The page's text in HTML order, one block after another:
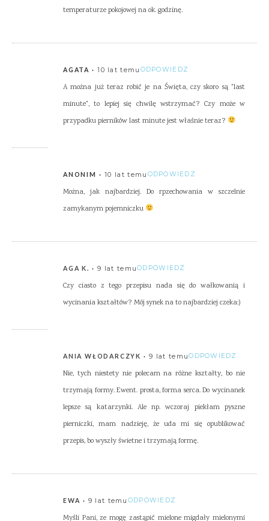
temperaturze pokojowej na ok. godzinę.
AGATA 10 lat temu ODPOWIEDZ
A można już teraz robić je na Święta, czy skoro są "last
minute", to lepiej się chwilę wstrzymać? Czy może w
przypadku pierników last minute jest właśnie teraz?
ANONIM 10 lat temu ODPOWIEDZ
Można, jak najbardziej. Do rpzechowania w szczelnie
zamykanym pojemniczku
AGA K. 9 lat temuODPOWIEDZ
Czy ciasto z tego przepisu nada się do wałkowanią i
wycinania kształtów? Mój synek na to najbardziej czeka:)
ANIA WŁODARCZYK 9 lat temuODPOWIEDZ
Nie, tych niestety nie polecam na różne kształty, bo nie
trzymają formy. Ewent. prosta, forma serca. Do wycinanek
lepsze są katarzynki. Ale np. wczoraj piekłam pyszne
pierniczki, mam nadzieję, że uda mi się opublikować
przepis, bo wyszły świetne i trzymają formę.
EWA 9 lat temu ODPOWIEDZ
Myśli Pani, ze mogę zastąpić mielone migdały mielonymi